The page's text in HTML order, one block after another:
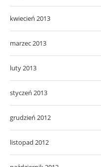
kwiecień 2013
marzec 2013
luty 2013
styczeń 2013
grudzień 2012
listopad 2012